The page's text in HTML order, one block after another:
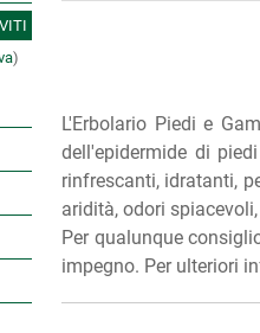
)
L'Erbolario Piedi e
dell'epidermide di
rinfrescanti, idratanti,
aridità, odori
Per qualunque
impegno. Per ulteriori